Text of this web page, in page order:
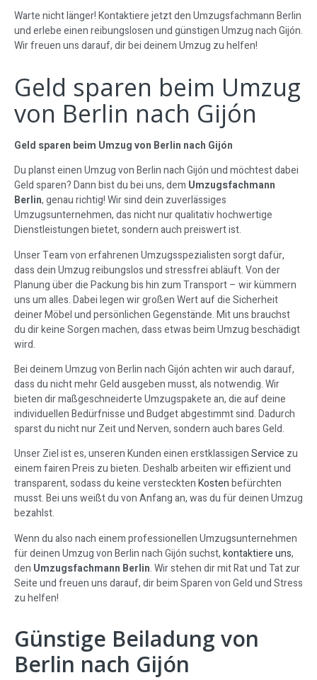
Warte nicht länger! Kontaktiere jetzt den Umzugsfachmann Berlin
und erlebe einen reibungslosen und günstigen Umzug nach Gijón.
Wir freuen uns darauf, dir bei deinem Umzug zu helfen!
Geld sparen beim Umzug
von Berlin nach Gijón
Geld sparen beim Umzug von Berlin nach Gijón
Du planst einen Umzug von Berlin nach Gijón und möchtest dabei
Geld sparen? Dann bist du bei uns, dem Umzugsfachmann
Berlin, genau richtig! Wir sind dein zuverlässiges
Umzugsunternehmen, das nicht nur qualitativ hochwertige
Dienstleistungen bietet, sondern auch preiswert ist.
Unser Team von erfahrenen Umzugsspezialisten sorgt dafür,
dass dein Umzug reibungslos und stressfrei abläuft. Von der
Planung über die Packung bis hin zum Transport – wir kümmern
uns um alles. Dabei legen wir großen Wert auf die Sicherheit
deiner Möbel und persönlichen Gegenstände. Mit uns brauchst
du dir keine Sorgen machen, dass etwas beim Umzug beschädigt
wird.
Bei deinem Umzug von Berlin nach Gijón achten wir auch darauf,
dass du nicht mehr Geld ausgeben musst, als notwendig. Wir
bieten dir maßgeschneiderte Umzugspakete an, die auf deine
individuellen Bedürfnisse und Budget abgestimmt sind. Dadurch
sparst du nicht nur Zeit und Nerven, sondern auch bares Geld.
Unser Ziel ist es, unseren Kunden einen erstklassigenService zu
einem fairen Preis zu bieten. Deshalb arbeiten wir effizient und
transparent, sodass du keine verstecktenKostenbefürchten
musst. Bei uns weißt du von Anfang an, was du für deinen Umzug
bezahlst.
Wenn du also nach einem professionellen Umzugsunternehmen
für deinen Umzug von Berlin nach Gijón suchst,kontaktiere uns,
den Umzugsfachmann Berlin. Wir stehen dir mit Rat und Tat zur
Seite und freuen uns darauf, dir beim Sparen von Geld und Stress
zu helfen!
Günstige Beiladung von
Berlin nach Gijón